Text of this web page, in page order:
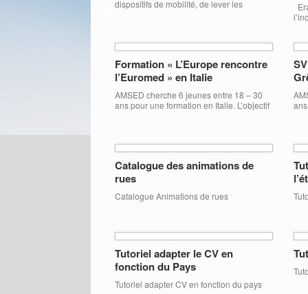
méditerranéennes » […]
dispositifs de mobilité, de lever les
lancer un dispositif original imaginé par la
Charles, en partenariat avec Air France.
Ce […]
Formation « L’Europe rencontre
l’Euromed » en Italie
AMSED cherche 6 jeunes entre 18 – 30
ans pour une formation en Italie. L’objectif
différentes. Date de la formation : du 28
Bisceglie Pour plus d’infos, […]
Catalogue des animations de
rues
Catalogue Animations de rues
Tutoriel adapter le CV en
fonction du Pays
Tutoriel adapter CV en fonction du pays